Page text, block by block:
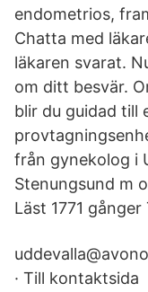
endometrios,
Chatta med
läkaren svarat.
om ditt besvär.
blir du guidad till
från gynekolog i
Stenungsund m
Läst 1771
· Till